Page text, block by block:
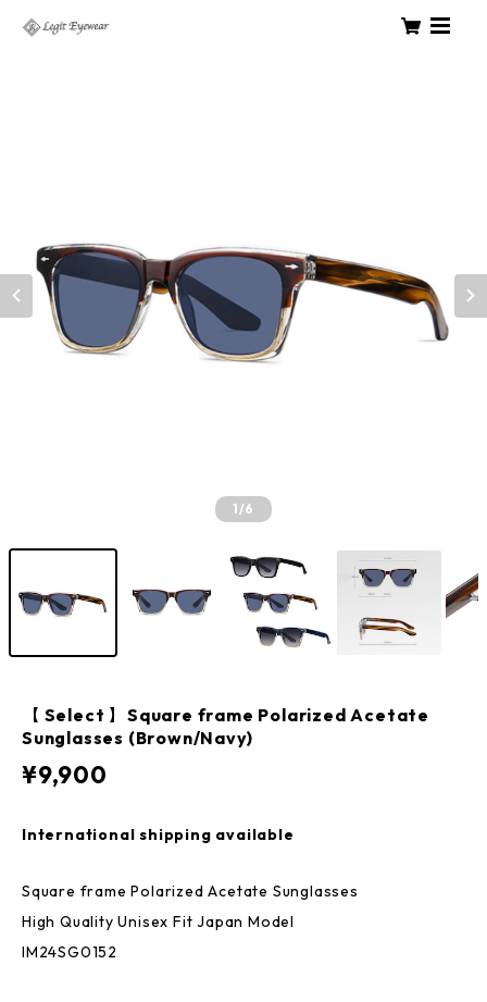
1/6
【 Select 】Square frame Polarized Acetate
Sunglasses (Brown/Navy)
¥9,900
International shipping available
Square frame Polarized Acetate Sunglasses
High Quality Unisex Fit Japan Model
IM24SG0152